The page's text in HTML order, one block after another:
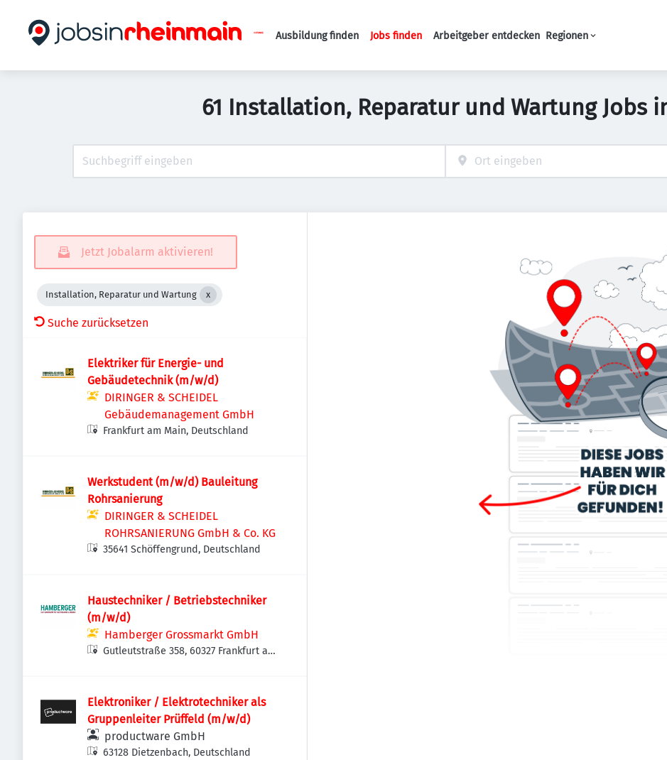
Haupt-Navigation
Ausbildung finden Jobs finden Arbeitgeber entdecken Regionen
61 Installation, Reparatur und Wartung Jobs
Jetzt Jobalarm aktivieren!
Installation, Reparatur und Wartung
Suche zurücksetzen
Elektriker für Energie- und
Gebäudetechnik (m/w/d)
DIRINGER & SCHEIDEL
Gebäudemanagement GmbH
Frankfurt am Main, Deutschland
Werkstudent (m/w/d) Bauleitung
Rohrsanierung
DIRINGER & SCHEIDEL
ROHRSANIERUNG GmbH & Co. KG
35641 Schöffengrund, Deutschland
Haustechniker / Betriebstechniker
(m/w/d)
Hamberger Grossmarkt GmbH
Gutleutstraße 358, 60327 Frankfurt am
Elektroniker / Elektrotechniker als
Gruppenleiter Prüffeld (m/w/d)
productware GmbH
63128 Dietzenbach, Deutschland